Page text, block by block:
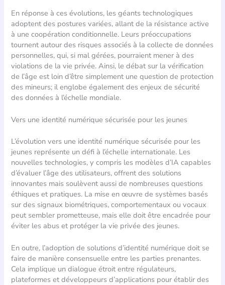
En réponse à ces évolutions, les géants technologiques
adoptent des postures variées, allant de la résistance active
à une coopération conditionnelle. Leurs préoccupations
tournent autour des risques associés à la collecte de données
personnelles, qui, si mal gérées, pourraient mener à des
violations de la vie privée. Ainsi, le débat sur la vérification
de l’âge est loin d’être simplement une question de protection
des mineurs; il englobe également des enjeux de sécurité
des données à l’échelle mondiale.
Vers une identité numérique sécurisée pour les jeunes
L’évolution vers une identité numérique sécurisée pour les
jeunes représente un défi à l’échelle internationale. Les
nouvelles technologies, y compris les modèles d’IA capables
d’évaluer l’âge des utilisateurs, offrent des solutions
innovantes mais soulèvent aussi de nombreuses questions
éthiques et pratiques. La mise en œuvre de systèmes basés
sur des signaux biométriques, comportementaux ou vocaux
peut sembler prometteuse, mais elle doit être encadrée pour
éviter les abus et protéger la vie privée des jeunes.
En outre, l’adoption de solutions d’identité numérique doit se
faire de manière consensuelle entre les parties prenantes.
Cela implique un dialogue étroit entre régulateurs,
plateformes et développeurs d’applications pour établir des